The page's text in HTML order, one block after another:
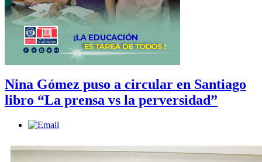
Nina Gómez puso a circular en Santiago
libro “La prensa vs la perversidad”